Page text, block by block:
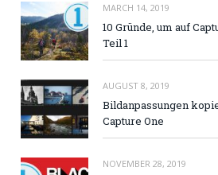
MARCH 14, 2019
10 Gründe, um auf
Teil 1
AUGUST 8, 2019
Bildanpassungen
Capture One
NOVEMBER 28, 2019